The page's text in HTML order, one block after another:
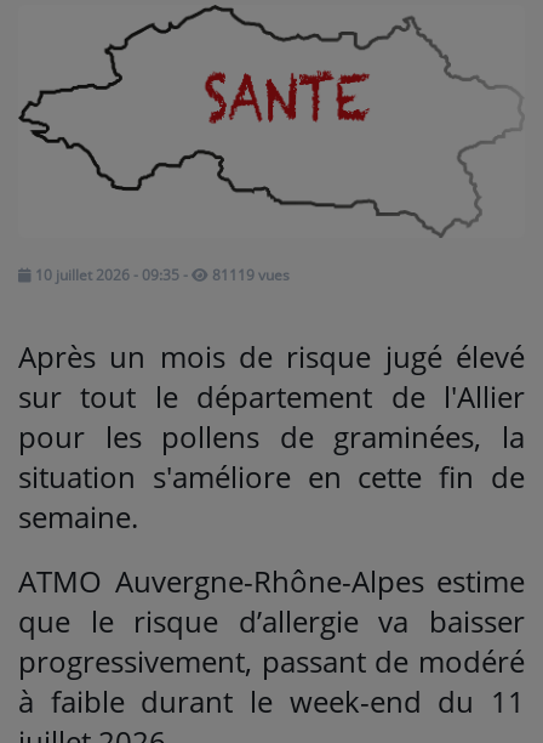
La Radio
EMISSIONS
ARTISTES
Agenda
Titres diffusés
10 juillet 2026 - 09:35 - 81119 vues
Après un mois de risque jugé élevé
sur tout le département de l'Allier
pour les pollens de graminées, la
situation s'améliore en cette fin de
semaine.
ATMO Auvergne-Rhône-Alpes estime
que le risque d’allergie va baisser
progressivement, passant de modéré
à faible durant le week-end du 11